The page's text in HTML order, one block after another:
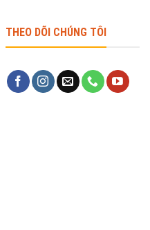
THEO DÕI CHÚNG TÔI